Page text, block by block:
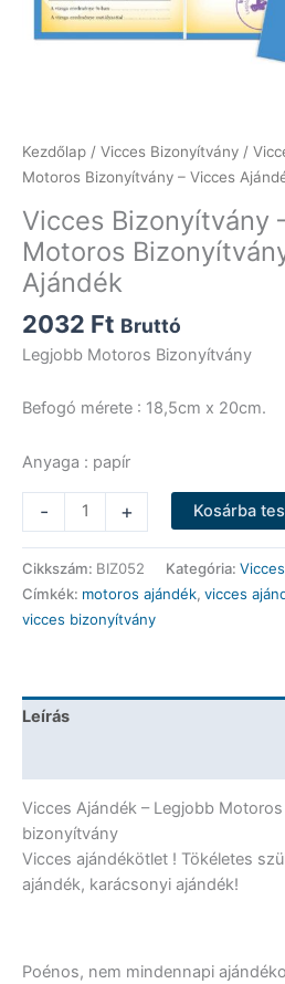
Kezdőlap / Vicces Bizonyítvány /
Motoros Bizonyítvány – Vicces
Vicces Bizonyítvány
Motoros
Ajándék
2032 Ft Bruttó
Legjobb Motoros Bizonyítvány
Befogó mérete : 18,5cm x 20cm.
Anyaga : papír
-
Bizonyítvány
-
Legjobb
Motoros
Bizonyítvány
Ajándék
+ Kosárba
Cikkszám: BIZ052 Kategória:
Címkék: motoros ajándék, vicces
vicces bizonyítvány
Leírás
Vicces Ajándék – Legjobb
bizonyítvány
Vicces ajándékötlet ! Tökéletes
ajándék, karácsonyi ajándék!
Poénos, nem mindennapi